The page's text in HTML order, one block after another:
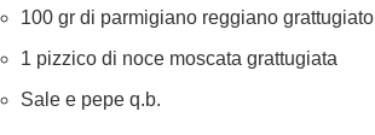
100 gr di parmigiano reggiano grattugiato
1 pizzico di noce moscata grattugiata
Sale e pepe q.b.